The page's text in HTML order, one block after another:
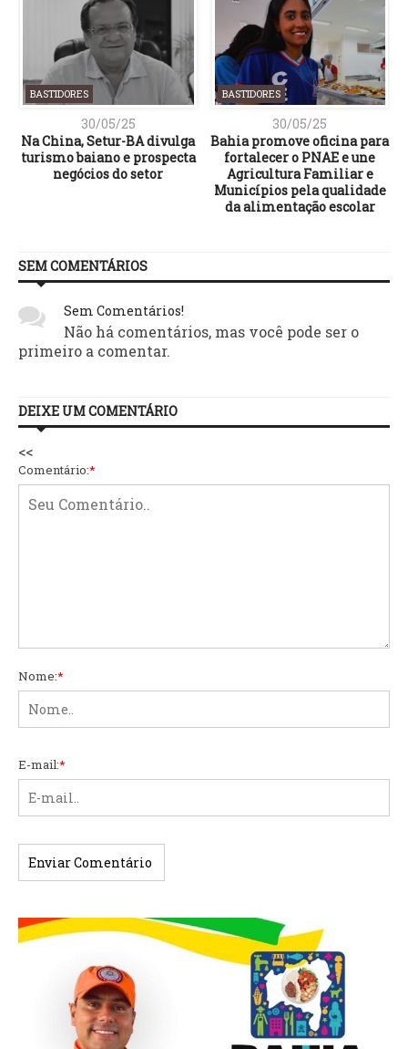
BASTIDORES
30/05/25
Na China, Setur-BA divulga
turismo baiano e prospecta
negócios do setor
BASTIDORES
30/05/25
Bahia promove oficina para
fortalecer o PNAE e une
Agricultura Familiar e
Municípios pela qualidade
da alimentação escolar
SEM COMENTÁRIOS
Sem Comentários!
Não há comentários, mas você pode ser o
primeiro a comentar.
DEIXE UM COMENTÁRIO
<<
Comentário:*
Nome:*
E-mail:*